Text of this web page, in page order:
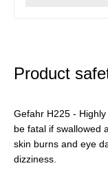
Product
Gefahr H225 -
be fatal if swallowed
skin burns and eye
dizziness.